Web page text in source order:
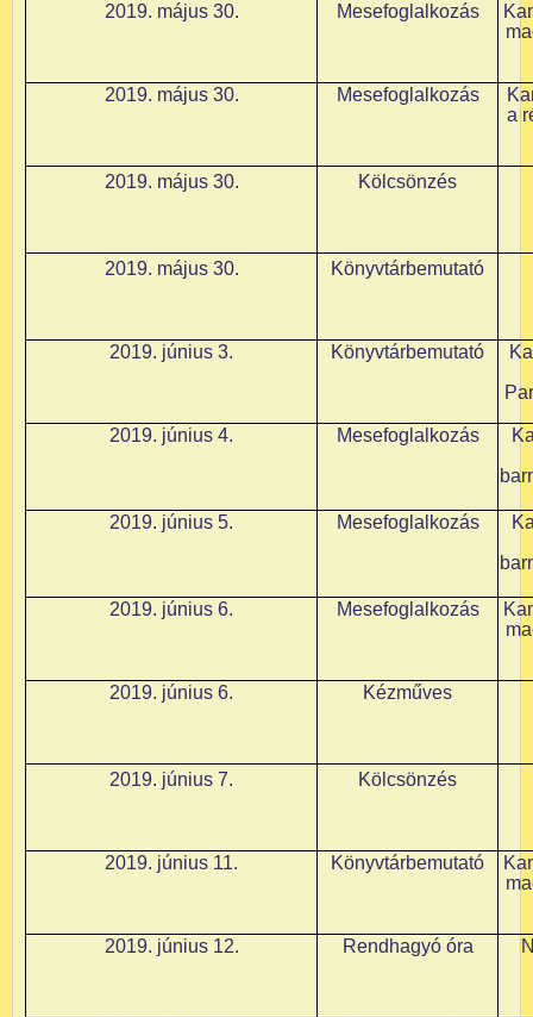
2019. május 30. Mesefoglalkozás
2019. május 30. Mesefoglalkozás
a
2019. május 30. Kölcsönzés
2019. május 30. Könyvtárbemutató
2019. június 3. Könyvtárbemutató
2019. június 4. Mesefoglalkozás
2019. június 5. Mesefoglalkozás
2019. június 6. Mesefoglalkozás
2019. június 6. Kézműves
2019. június 7. Kölcsönzés
2019. június 11. Könyvtárbemutató
2019. június 12. Rendhagyó óra